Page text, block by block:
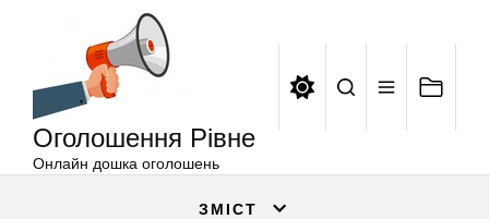
Оголошення Рівне
Онлайн дошка оголошень
ЗМІСТ